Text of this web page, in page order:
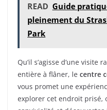
READ Guide
pleinement du
Park
Qu’il s’agisse d’une visite
entière à flâner, le centre
vous promet une
explorer cet endroit prisé,